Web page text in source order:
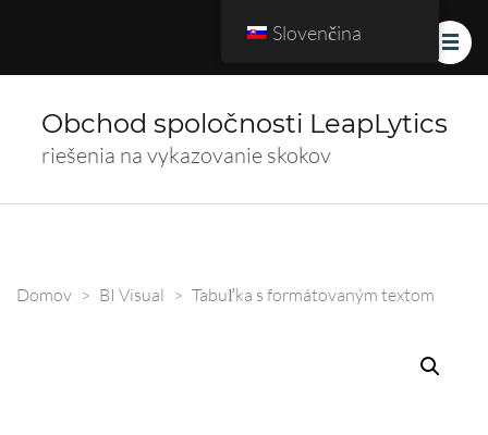
Obchod spoločnosti LeapLytics
riešenia na vykazovanie skokov
Domov > BI Visual > Tabuľka s formátovaným textom
Slovenčina